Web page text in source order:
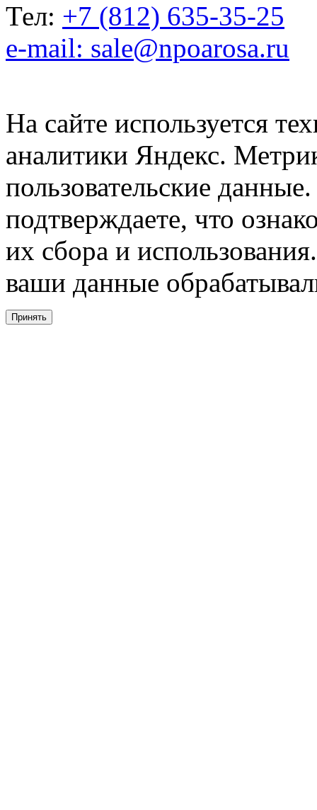
Тел: +7 (812) 635-35-25
e-mail: sale@npoarosa.ru
На сайте используется
аналитики Яндекс.
пользовательские
подтверждаете, что
их сбора и
ваши данные
Принять